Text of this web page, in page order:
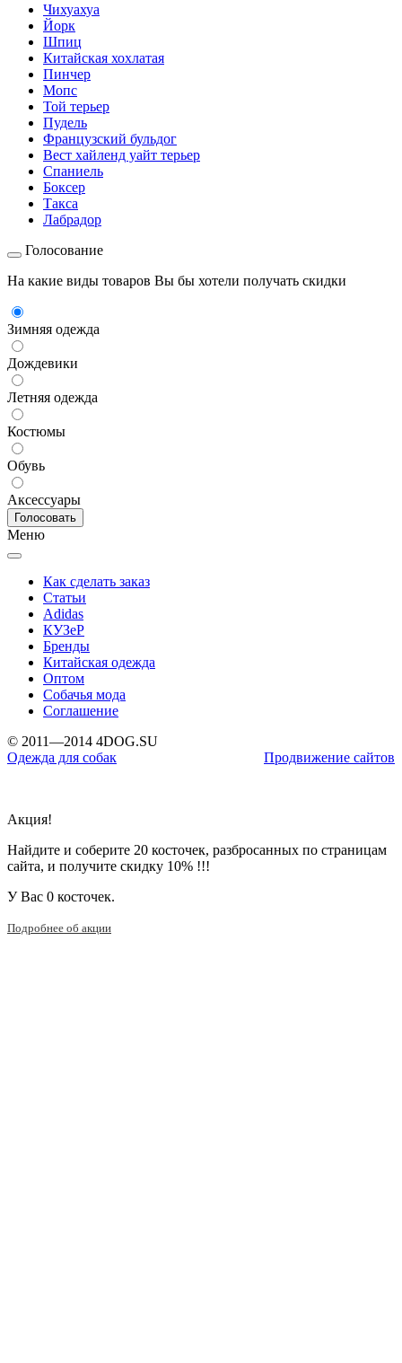
Чихуахуа
Йорк
Шпиц
Китайская хохлатая
Пинчер
Мопс
Той терьер
Пудель
Французский бульдог
Вест хайленд уайт терьер
Спаниель
Боксер
Такса
Лабрадор
Голосование
На какие виды товаров Вы бы хотели получать скидки
Зимняя одежда
Дождевики
Летняя одежда
Костюмы
Обувь
Аксессуары
Меню
Как сделать заказ
Статьи
Adidas
КУЗеР
Бренды
Китайская одежда
Оптом
Собачья мода
Соглашение
© 2011—2014 4DOG.SU
Одежда для собак
Продвижение сайтов
Акция!
Найдите и соберите 20 косточек, разбросанных по страницам
сайта, и получите скидку 10% !!!
У Вас 0 косточек.
Подробнее об акции